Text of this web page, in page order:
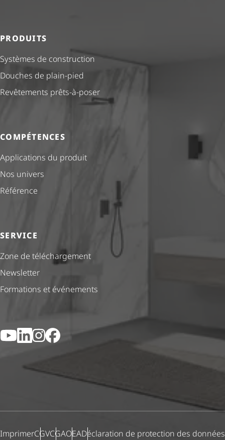
PRODUITS
Systèmes de construction
Douches de plain-pied
Revêtements prêts-à-poser
COMPÉTENCES
Applications du produit
Nos univers
Référence
SERVICE
Zone de téléchargement
Newsletter
Formations et événements
YouTubeLinkedIn
Instagram
Facebook
ImprimerCGVCGAOEADéclaration de protection des données